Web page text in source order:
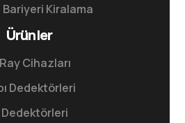
Bariyeri Kiralama
Ürünler
Cihazları
Dedektörleri
Dedektörleri